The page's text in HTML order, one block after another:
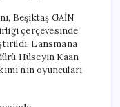
Beşiktaş GAİN
çerçevesinde
Lansmana
Hüseyin Kaan
oyuncuları